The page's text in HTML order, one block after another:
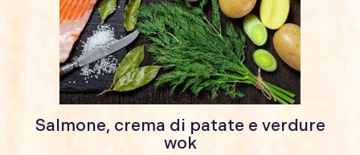
Salmone, crema di patate e verdure
wok